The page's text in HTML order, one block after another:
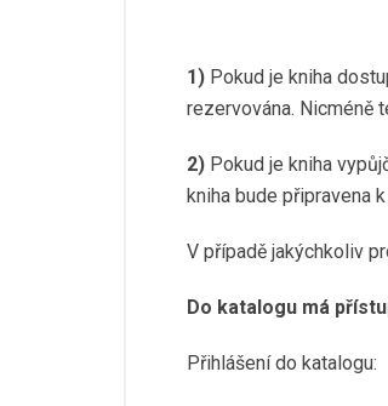
1) Pokud je kniha
rezervována. Nicméně
2) Pokud je kniha
kniha bude připravena
V případě jakýchkoliv
Do katalogu má
Přihlášení do katalogu: